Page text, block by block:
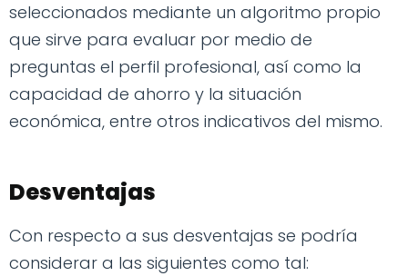
seleccionados mediante un algoritmo propio
que sirve para evaluar por medio de
preguntas el perfil profesional, así como la
capacidad de ahorro y la situación
económica, entre otros indicativos del mismo.
Desventajas
Con respecto a sus desventajas se podría
considerar a las siguientes como tal: